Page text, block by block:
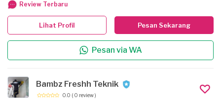
Review Terbaru
Pesan Sekarang
Pesan via WA
Lihat Profil
Bambz Freshh Teknik
0.0 ( 0 review )